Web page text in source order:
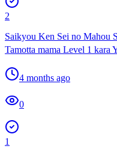
2
Saikyou Ken Sei no Mahou
Tamotta mama Level 1 kara
4 months ago
0
1